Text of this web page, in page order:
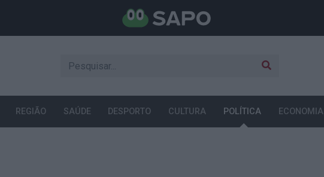
REGIÃO SAÚDE DESPORTO CULTURA POLÍTICA ECONOMIA